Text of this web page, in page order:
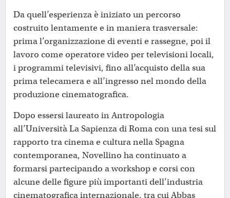
Da quell’esperienza è iniziato un percorso
costruito lentamente e in maniera trasversale:
prima l’organizzazione di eventi e rassegne, poi il
lavoro come operatore video per televisioni locali,
i programmi televisivi, fino all’acquisto della sua
prima telecamera e all’ingresso nel mondo della
produzione cinematografica.
Dopo essersi laureato in Antropologia
all’Università La Sapienza di Roma con una tesi sul
rapporto tra cinema e cultura nella Spagna
contemporanea, Novellino ha continuato a
formarsi partecipando a workshop e corsi con
alcune delle figure più importanti dell’industria
cinematografica internazionale, tra cui Abbas